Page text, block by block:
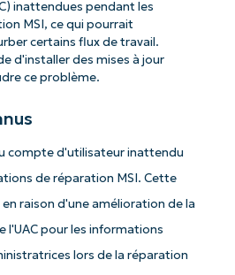
inattendues pendant les
MSI, ce qui pourrait
certains flux de travail.
d'installer des mises à jour
ce problème.
compte d'utilisateur inattendu
de réparation MSI. Cette
raison d'une amélioration de la
l'UAC pour les informations
lors de la réparation